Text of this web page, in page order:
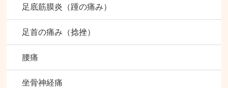
足底筋膜炎（踵の痛み）
足首の痛み（捻挫）
腰痛
坐骨神経痛